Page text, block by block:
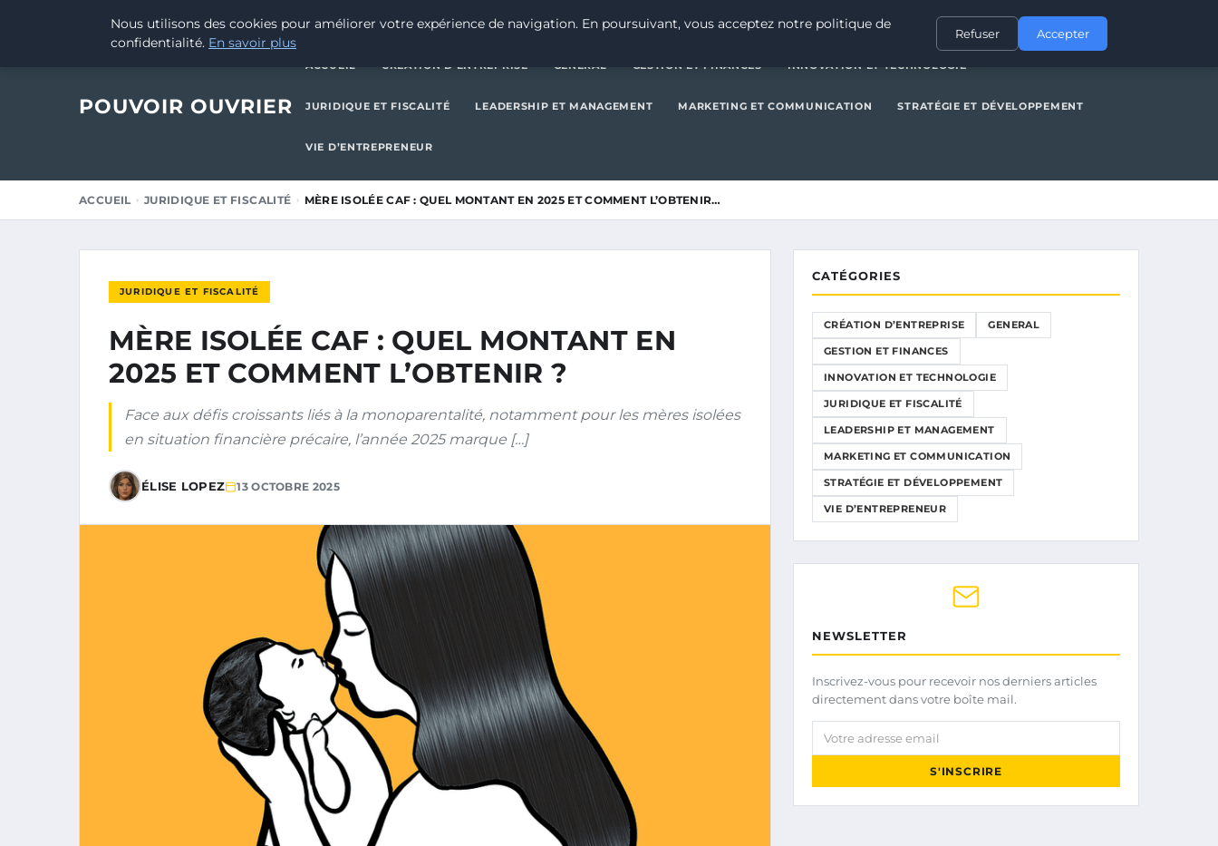
13 OCTOBRE 2025 GENERAL GESTION ET FINANCESINNOVATION ET TECHNOLOGIE
POUVOIR OUVRIER
ACCUEIL CRÉATION D’ENTREPRISE GENERAL GESTION ET FINANCES INNOVATION ET TECHNOLOGIE
JURIDIQUE ET FISCALITÉ LEADERSHIP ET MANAGEMENT MARKETING ET COMMUNICATION STRATÉGIE ET DÉVELOPPEMENT
VIE D’ENTREPRENEUR
ACCUEIL JURIDIQUE ET FISCALITÉ MÈRE ISOLÉE CAF : QUEL MONTANT EN 2025 ET COMMENT L’OBTENIR…
JURIDIQUE ET FISCALITÉ
MÈRE ISOLÉE CAF : QUEL MONTANT EN
2025 ET COMMENT L’OBTENIR ?
Face aux défis croissants liés à la monoparentalité, notamment pour les mères isolées
en situation financière précaire, l’année 2025 marque […]
ÉLISE LOPEZ 13 OCTOBRE 2025
CATÉGORIES
CRÉATION D’ENTREPRISE GENERAL
GESTION ET FINANCES
INNOVATION ET TECHNOLOGIE
JURIDIQUE ET FISCALITÉ
LEADERSHIP ET MANAGEMENT
MARKETING ET COMMUNICATION
STRATÉGIE ET DÉVELOPPEMENT
VIE D’ENTREPRENEUR
NEWSLETTER
Inscrivez-vous pour recevoir nos derniers articles
directement dans votre boîte mail.
Votre adresse email
S'INSCRIRE
Nous utilisons des cookies pour améliorer votre expérience de navigation. En poursuivant, vous acceptez notre politique de
confidentialité. En savoir plus
Refuser Accepter